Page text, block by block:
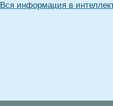
Вся информация в